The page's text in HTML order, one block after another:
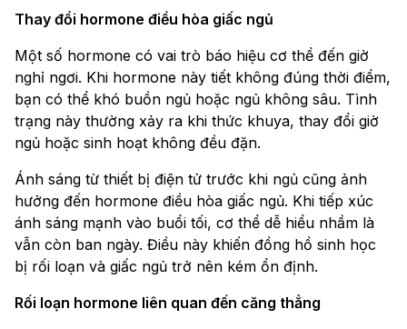
Thay đổi hormone điều hòa giấc ngủ
Một số hormone có vai trò báo hiệu cơ thể đến giờ
nghỉ ngơi. Khi hormone này tiết không đúng thời điểm,
bạn có thể khó buồn ngủ hoặc ngủ không sâu. Tình
trạng này thường xảy ra khi thức khuya, thay đổi giờ
ngủ hoặc sinh hoạt không đều đặn.
Ánh sáng từ thiết bị điện tử trước khi ngủ cũng ảnh
hưởng đến hormone điều hòa giấc ngủ. Khi tiếp xúc
ánh sáng mạnh vào buổi tối, cơ thể dễ hiểu nhầm là
vẫn còn ban ngày. Điều này khiến đồng hồ sinh học
bị rối loạn và giấc ngủ trở nên kém ổn định.
Rối loạn hormone liên quan đến căng thẳng